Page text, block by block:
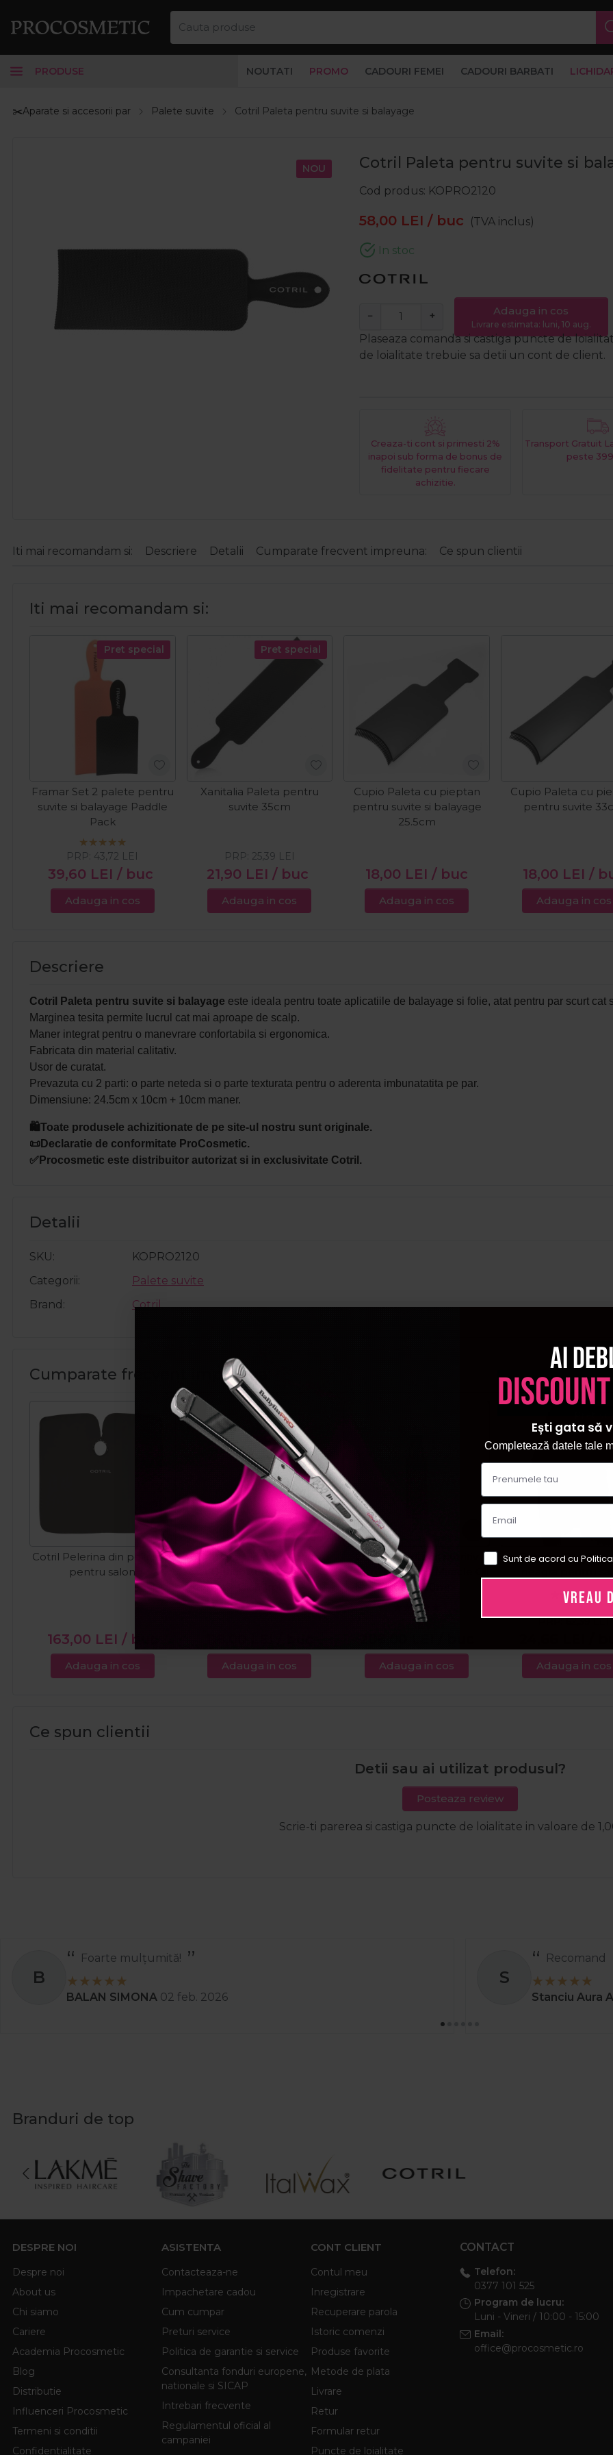
PRODUSE NOUTATI PROMO CADOURI FEMEI CADOURI BARBATI
✂️Aparate si accesorii par Palete suvite Cotril Paleta pentru suvite si balayage
NOU Cotril Paleta pentru suvite si
Cod produs KOPRO2120
58,00 LEI / buc (TVA inclus)
In stoc
− + Adauga in cos
Livrare estimata: luni, 10 aug.
Plaseaza comanda si castiga puncte de
de loialitate trebuie sa detii un cont de client.
Creaza-ti cont si primesti 2%
inapoi sub forma de bonus de
fidelitate pentru fiecare
achizitie.
Transport Gratuit
peste
Iti mai recomandam si: Descriere Detalii Cumparate frecvent impreuna: Ce spun clientii
Iti mai recomandam si:
Pret special
Framar Set 2 palete pentru
suvite si balayage Paddle
Pack
39,60 LEI / buc
PRP: 43,72 LEI
Adauga in cos
Pret special
Xanitalia Paleta pentru
suvite 35cm
21,90 LEI / buc
PRP: 25,39 LEI
Adauga in cos
Cupio Paleta cu pieptan
pentru suvite si balayage
25.5cm
18,00 LEI / buc
Adauga in cos
Cupio Paleta cu
pentru suvite
18,00 LEI /
Adauga in cos
Descriere
Cotril Paleta pentru suvite si balayage este ideala pentru toate aplicatiile de balayage si folie, atat pentru par scurt cat
Marginea tesita permite lucrul cat mai aproape de scalp.
Maner integrat pentru o manevrare confortabila si ergonomica.
Fabricata din material calitativ.
Usor de curatat.
Prevazuta cu 2 parti: o parte neteda si o parte texturata pentru o aderenta imbunatatita pe par.
Dimensiune: 24.5cm x 10cm + 10cm maner.
🛍️Toate produsele achizitionate de pe site-ul nostru sunt originale.
📜Declaratie de conformitate ProCosmetic.
✅Procosmetic este distribuitor autorizat si in exclusivitate Cotril.
Detalii
SKU
KOPRO2120
Categorii
Palete suvite
Brand
Cotril
Cumparate frecvent impreuna:
Cotril Pelerina din poliester
pentru salon
163,00 LEI / buc
Adauga in cos
Cotril Ulei hidratant pentru
par Beach Summer Magic
Oil 30ml
Adauga in cos
Cotril Ulei intens nutritiv
pentru par uscat Miracle Oil
Nutro 100ml
Adauga in cos
Babyliss Pro
PRP:62,39LEI
Adauga in cos
Ce spun clientii
Detii sau ai utilizat produsul?
Posteaza review
Scrie-ti parerea si castiga puncte de loialitate in valoare de
A
Totul a decurs perfect și rapid.
Ady 01 apr. 2025
S
Comanda
greșit și au și
Branduri de top
DESPRE NOI
Despre noi
About us
Chi siamo
Cariere
Academia Procosmetic
Blog
Distributie
Influenceri Procosmetic
Termeni si conditii
Confidentialitate
ASISTENTA
Contacteaza-ne
Impachetare cadou
Cum cumpar
Preturi service
Politica de garantie si service
Consultanta fonduri europene,
nationale si SICAP
Intrebari frecvente
Regulamentul oficial al
campaniei
CONT CLIENT
Contul meu
Inregistrare
Recuperare parola
Istoric comenzi
Produse favorite
Metode de plata
Livrare
Retur
Formular retur
Puncte de loialitate
CONTACT
Telefon:
0377 101 525
Program de lucru:
Luni - Vineri / 10:00 - 15:00
Email:
office@procosmetic.ro
Ai
Ești gata să
Completează datele tale
Sunt de acord cu
VREAU